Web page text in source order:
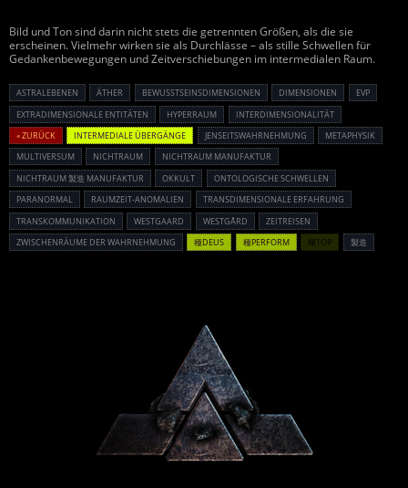
Bild und Ton sind darin nicht stets die getrennten Größen, als die sie
erscheinen. Vielmehr wirken sie als Durchlässe – als stille Schwellen für
Gedankenbewegungen und Zeitverschiebungen im intermedialen Raum.
ASTRALEBENEN ÄTHER BEWUSSTSEINSDIMENSIONEN DIMENSIONEN
EVP
EXTRADIMENSIONALE ENTITÄTEN
HYPERRAUM
INTERDIMENSIONALITÄT
« ZURÜCK
INTERMEDIALE ÜBERGÄNGE JENSEITSWAHRNEHMUNG
METAPHYSIK
MULTIVERSUM
NICHTRAUM
NICHTRAUM MANUFAKTUR
NICHTRAUM 製造 MANUFAKTUR
OKKULT
ONTOLOGISCHE SCHWELLEN
PARANORMAL
RAUMZEIT-ANOMALIEN
TRANSDIMENSIONALE ERFAHRUNG
TRANSKOMMUNIKATION
WESTGAARD WESTGÅRD
ZEITREISEN
ZWISCHENRÄUME DER WAHRNEHMUNG
種DEUS 種PERFORM 種TOP 製造
Powered By :